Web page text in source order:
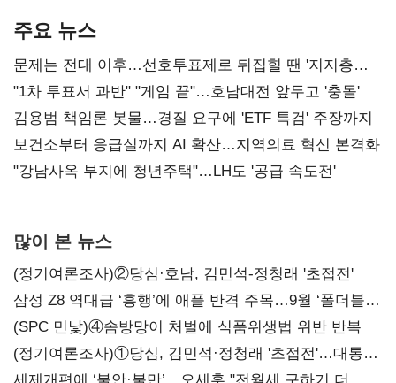
주요 뉴스
문제는 전대 이후…선호투표제로 뒤집힐 땐 '지지층
불복'
"1차 투표서 과반" "게임 끝"…호남대전 앞두고 '충돌'
김용범 책임론 봇물…경질 요구에 'ETF 특검' 주장까지
보건소부터 응급실까지 AI 확산…지역의료 혁신 본격화
"강남사옥 부지에 청년주택"…LH도 '공급 속도전'
많이 본 뉴스
(정기여론조사)②당심·호남, 김민석-정청래 '초접전'
삼성 Z8 역대급 ‘흥행’에 애플 반격 주목…9월 ‘폴더블
대전’
(SPC 민낯)④솜방망이 처벌에 식품위생법 위반 반복
(정기여론조사)①당심, 김민석·정청래 '초접전'…대통령